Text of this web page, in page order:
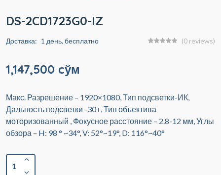
DS-2CD1723G0-IZ
Доставка: 1 день, бесплатно (0 reviews)
1,147,500 cўм
Макс. Разрешение – 1920×1080, Тип подсветки-ИК,
Дальность подсветки -30 г, Тип объектива
моторизованный , Фокусное расстояние – 2.8-12 мм, Углы
обзора – H: 98 ° ~34°, V: 52°~19°, D: 116°~40°
1